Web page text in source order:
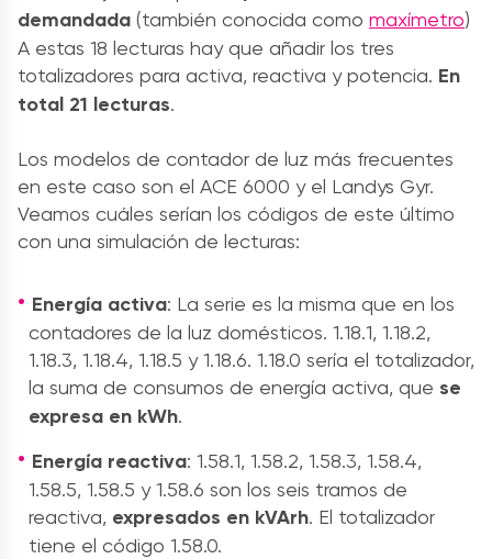
demandada (también conocida como maxímetro)
A estas 18 lecturas hay que añadir los tres
totalizadores para activa, reactiva y potencia. En
total 21 lecturas.
Los modelos de contador de luz más frecuentes
en este caso son el ACE 6000 y el Landys Gyr.
Veamos cuáles serían los códigos de este último
con una simulación de lecturas:
Energía activa: La serie es la misma que en los
contadores de la luz domésticos. 1.18.1, 1.18.2,
1.18.3, 1.18.4, 1.18.5 y 1.18.6. 1.18.0 sería el totalizador,
la suma de consumos de energía activa, que se
expresa en kWh.
Energía reactiva: 1.58.1, 1.58.2, 1.58.3, 1.58.4,
1.58.5, 1.58.5 y 1.58.6 son los seis tramos de
reactiva, expresados en kVArh. El totalizador
tiene el código 1.58.0.